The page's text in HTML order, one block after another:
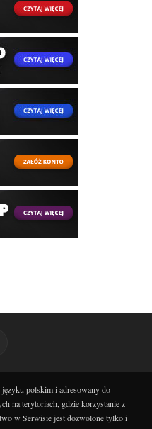
polskim i adresowany do
na terytoriach, gdzie korzystanie z
w Serwisie jest dozwolone tylko i